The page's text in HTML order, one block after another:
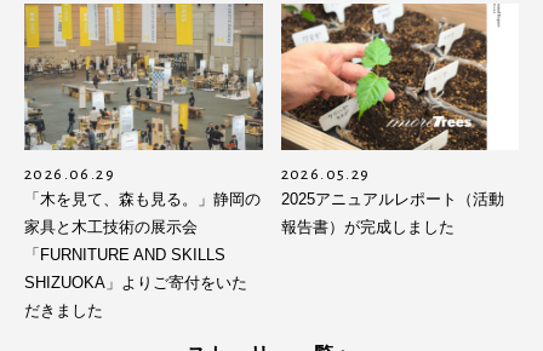
2026.06.29
「木を見て、森も見る。」静岡の
家具と木工技術の展示会
「FURNITURE AND SKILLS
SHIZUOKA」よりご寄付をいた
だきました
2026.05.29
2025アニュアルレポート（活動
報告書）が完成しました